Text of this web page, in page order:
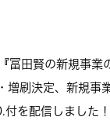
冨田賢の新規事業
増刷決定、新規事
を配信しました！